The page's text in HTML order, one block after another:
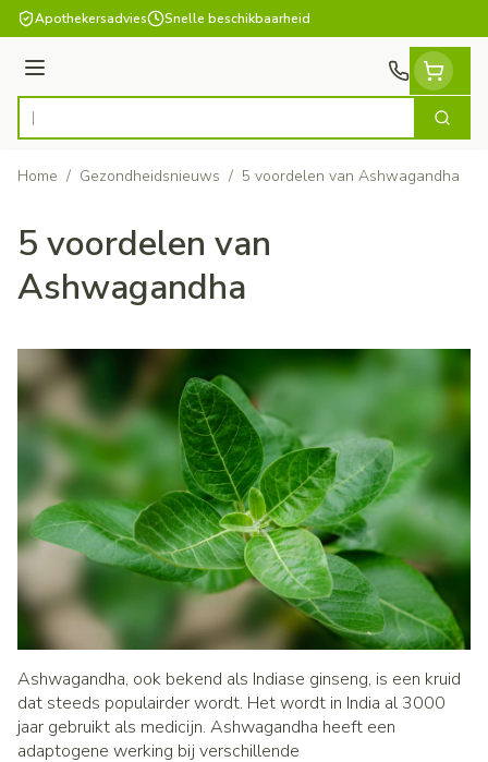
Ga naar de inhoud
Apothekersadvies Snelle beschikbaarheid
Menu
Product, merk, categorie... Zoek
Home / Gezondheidsnieuws / 5 voordelen van Ashwagandha
5 voordelen van
Ashwagandha
Ashwagandha, ook bekend als Indiase ginseng, is een kruid
dat steeds populairder wordt. Het wordt in India al 3000
jaar gebruikt als medicijn. Ashwagandha heeft een
adaptogene werking bij verschillende